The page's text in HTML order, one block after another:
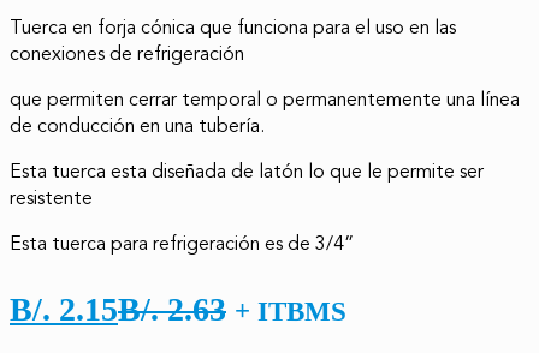
Tuerca en forja cónica que funciona para el uso en las
conexiones de refrigeración
que permiten cerrar temporal o permanentemente una línea
de conducción en una tubería.
Esta tuerca esta diseñada de latón lo que le permite ser
resistente
Esta tuerca para refrigeración es de 3/4”
B/. 2.15El
B/.2.63 El
+ ITBMS